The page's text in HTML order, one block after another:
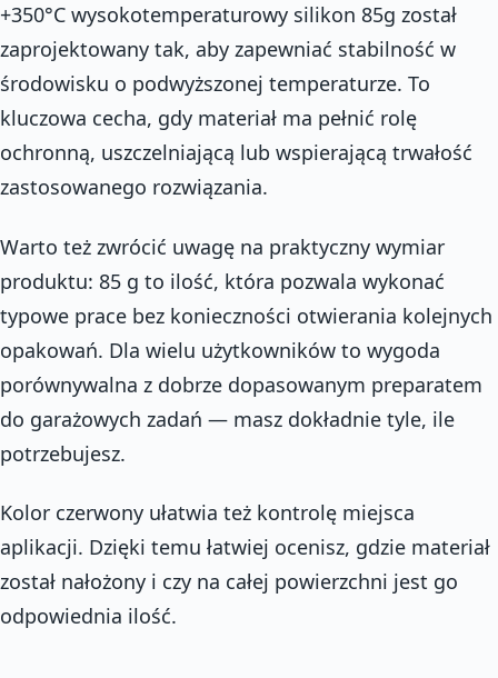
+350°C wysokotemperaturowy silikon 85g został
zaprojektowany tak, aby zapewniać stabilność w
środowisku o podwyższonej temperaturze. To
kluczowa cecha, gdy materiał ma pełnić rolę
ochronną, uszczelniającą lub wspierającą trwałość
zastosowanego rozwiązania.
Warto też zwrócić uwagę na praktyczny wymiar
produktu: 85 g to ilość, która pozwala wykonać
typowe prace bez konieczności otwierania kolejnych
opakowań. Dla wielu użytkowników to wygoda
porównywalna z dobrze dopasowanym preparatem
do garażowych zadań — masz dokładnie tyle, ile
potrzebujesz.
Kolor czerwony ułatwia też kontrolę miejsca
aplikacji. Dzięki temu łatwiej ocenisz, gdzie materiał
został nałożony i czy na całej powierzchni jest go
odpowiednia ilość.